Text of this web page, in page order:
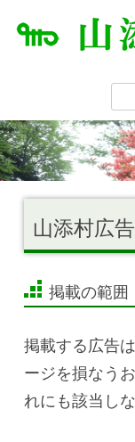
山添村広
掲載の範囲
掲載する広告
ージを損なう
れにも該当し